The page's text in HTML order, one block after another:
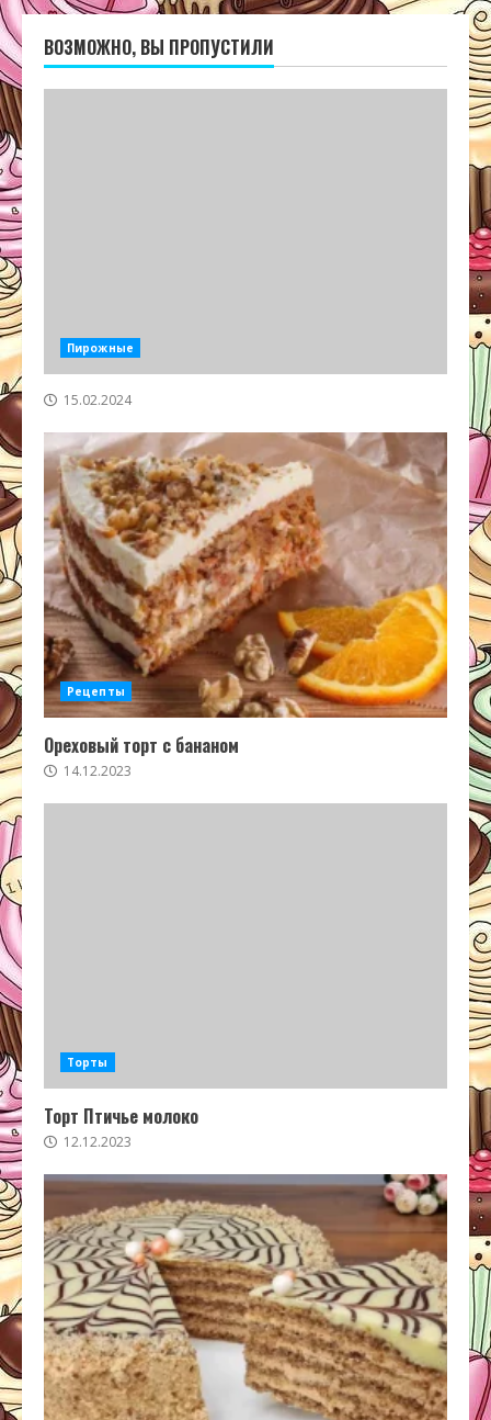
ВОЗМОЖНО, ВЫ ПРОПУСТИЛИ
Пирожные
15.02.2024
Рецепты
Ореховый торт с бананом
14.12.2023
Торты
Торт Птичье молоко
12.12.2023